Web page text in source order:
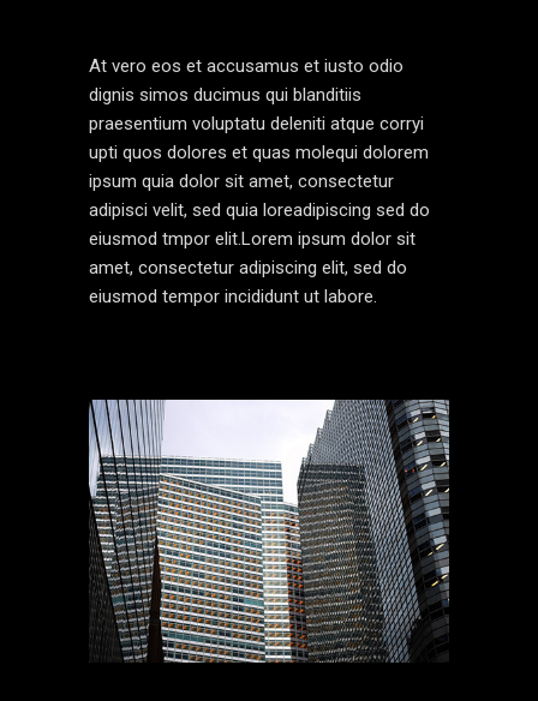
At vero eos et accusamus et iusto odio
dignis simos ducimus qui blanditiis
praesentium voluptatu deleniti atque corryi
upti quos dolores et quas molequi dolorem
ipsum quia dolor sit amet, consectetur
adipisci velit, sed quia loreadipiscing sed do
eiusmod tmpor elit.Lorem ipsum dolor sit
amet, consectetur adipiscing elit, sed do
eiusmod tempor incididunt ut labore.